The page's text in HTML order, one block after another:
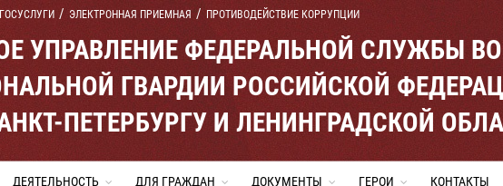
ГОСУСЛУГИ ЭЛЕКТРОННАЯ ПРИЕМНАЯ ПРОТИВОДЕЙСТВИЕ КОРРУПЦИИ
УПРАВЛЕНИЕ ФЕДЕРАЛЬНОЙ СЛУЖБЫ
ГВАРДИИ РОССИЙСКОЙ
ПЕТЕРБУРГУ И ЛЕНИНГРАДСКОЙ
ДЕЯТЕЛЬНОСТЬ ДЛЯ ГРАЖДАН ДОКУМЕНТЫ ГЕРОИ КОНТАКТЫ